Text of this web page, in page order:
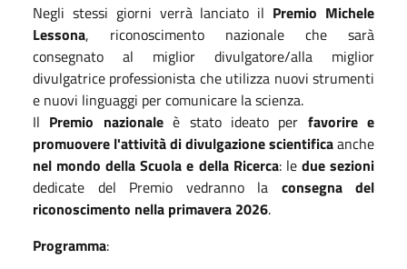
Negli stessi giorni verrà lanciato il Premio Michele
Lessona, riconoscimento nazionale che sarà
consegnato al miglior divulgatore/alla miglior
divulgatrice professionista che utilizza nuovi strumenti
e nuovi linguaggi per comunicare la scienza.
Il Premio nazionaleè stato ideato per favorire e
promuovere l'attività di divulgazione scientificaanche
nel mondo della Scuola e della Ricerca: le due sezioni
dedicate del Premio vedranno la consegna del
riconoscimento nella primavera 2026.
Programma: